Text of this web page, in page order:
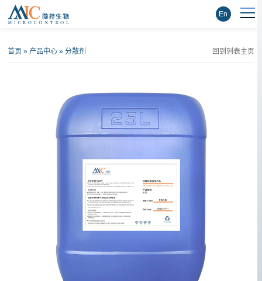
En
首页 »产品中心 »分散剂 回到列表主页